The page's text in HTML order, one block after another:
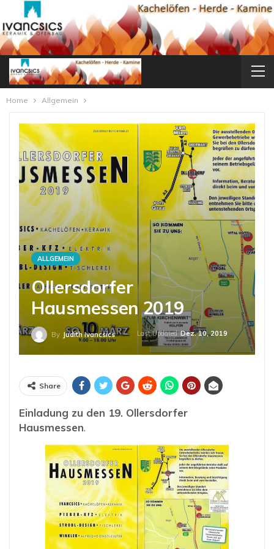
Home Allgemein
ALLGEMEIN
Ollersdorfer
Hausmessen 2019
By Judith Ivancsics Last Updated Dez. 10, 2019
Share
Einladung zu den 19. Ollersdorfer
Hausmessen.